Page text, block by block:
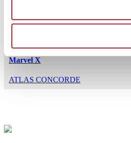
Marvel X
ATLAS CONCORDE